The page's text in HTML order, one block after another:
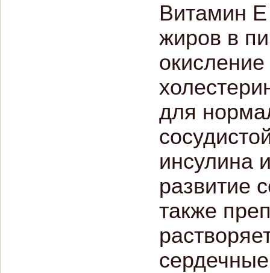
Витамин
жиров в
для
инсулина
развитие
также